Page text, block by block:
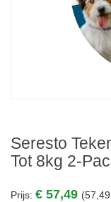
Seresto
Tot 8kg 2-
Prijs: € 57,49